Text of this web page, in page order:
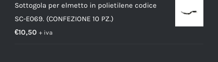
Sottogola per elmetto in polietilene codice
SC-E069. (CONFEZIONE 10 PZ.)
€10,50 + iva